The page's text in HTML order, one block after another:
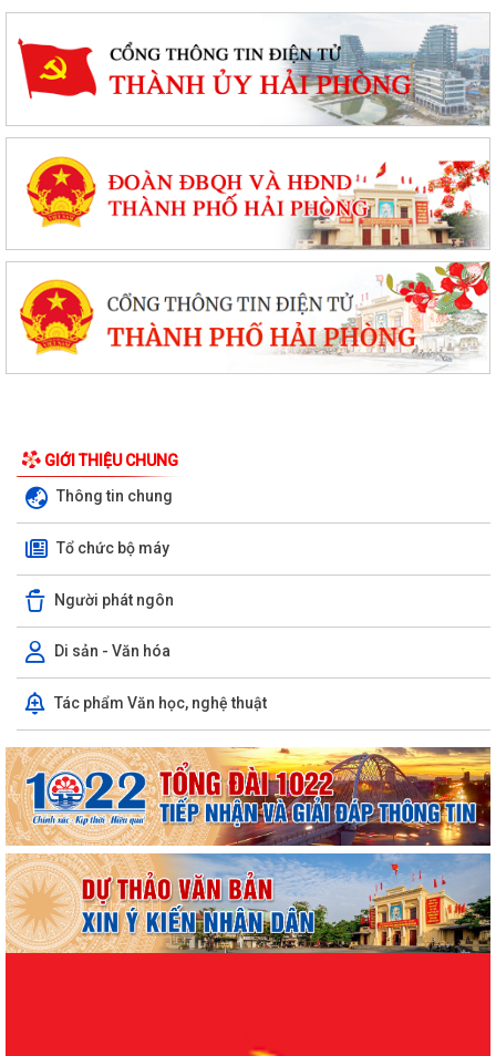
GIỚI THIỆU CHUNG
Thông tin chung
Tổ chức bộ máy
Người phát ngôn
Di sản - Văn hóa
Tác phẩm Văn học, nghệ thuật